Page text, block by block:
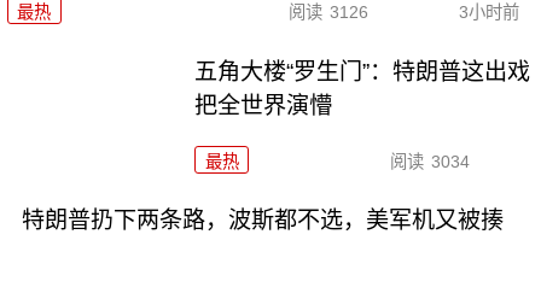
最热 阅读 3126 3小时前
五角大楼“罗生门”：特朗普这出戏
把全世界演懵
最热 阅读 3034
特朗普扔下两条路，波斯都不选，美军机又被揍